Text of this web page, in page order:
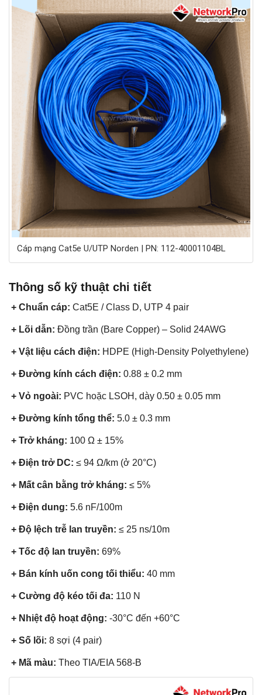
Cáp mạng Cat5e U/UTP Norden | PN: 112-40001104BL
Thông số kỹ thuật chi tiết
+ Chuẩn cáp: Cat5E / Class D, UTP 4 pair
+ Lõi dẫn: Đồng trần (Bare Copper) – Solid 24AWG
+ Vật liệu cách điện: HDPE (High-Density Polyethylene)
+ Đường kính cách điện: 0.88 ± 0.2 mm
+ Vỏ ngoài: PVC hoặc LSOH, dày 0.50 ± 0.05 mm
+ Đường kính tổng thể: 5.0 ± 0.3 mm
+ Trở kháng: 100 Ω ± 15%
+ Điện trở DC: ≤ 94 Ω/km (ở 20°C)
+ Mất cân bằng trở kháng: ≤ 5%
+ Điện dung: 5.6 nF/100m
+ Độ lệch trễ lan truyền: ≤ 25 ns/10m
+ Tốc độ lan truyền: 69%
+ Bán kính uốn cong tối thiểu: 40 mm
+ Cường độ kéo tối đa: 110 N
+ Nhiệt độ hoạt động: -30°C đến +60°C
+ Số lõi: 8 sợi (4 pair)
+ Mã màu: Theo TIA/EIA 568-B